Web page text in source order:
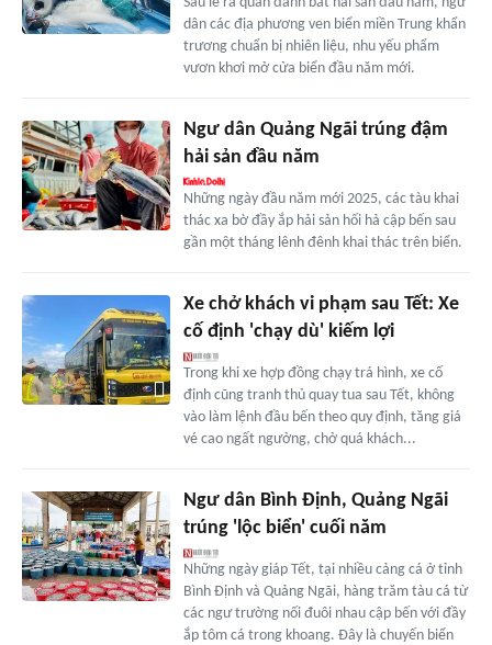
dân các địa phương ven biển miền Trung khẩn
trương chuẩn bị nhiên liệu, nhu yếu phẩm
vươn khơi mở cửa biển đầu năm mới.
Ngư dân Quảng Ngãi trúng đậm
hải sản đầu năm
Những ngày đầu năm mới 2025, các tàu khai
thác xa bờ đầy ắp hải sản hối hả cập bến sau
gần một tháng lênh đênh khai thác trên biển.
Xe chở khách vi phạm sau Tết: Xe
cố định 'chạy dù' kiếm lợi
Trong khi xe hợp đồng chạy trá hình, xe cố
định cũng tranh thủ quay tua sau Tết, không
vào làm lệnh đầu bến theo quy định, tăng giá
vé cao ngất ngưởng, chở quá khách...
Ngư dân Bình Định, Quảng Ngãi
trúng 'lộc biển' cuối năm
Những ngày giáp Tết, tại nhiều cảng cá ở tỉnh
Bình Định và Quảng Ngãi, hàng trăm tàu cá từ
các ngư trường nối đuôi nhau cập bến với đầy
ắp tôm cá trong khoang. Đây là chuyến biển